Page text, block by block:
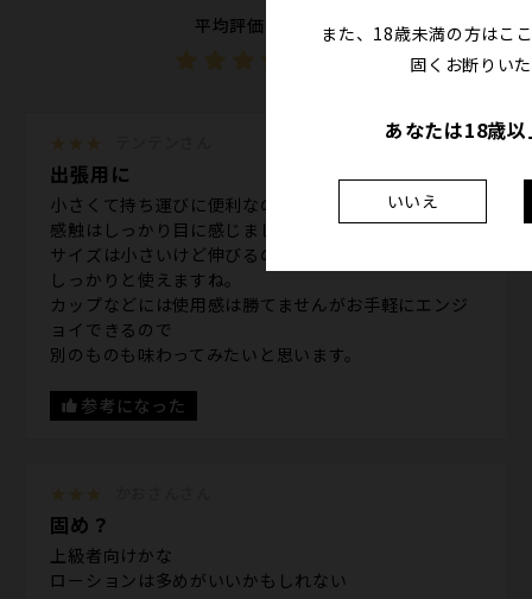
平均評価（12件）
出張用に
小さくて持ち運びに便利なので出張のお供に購入。
感触はしっかり目に感じました。
サイズは小さいけど伸びるので
しっかりと使えますね。
カップなどには使用感は勝てませんがお手軽にエンジ
ョイできるので
別のものも味わってみたいと思います。
参考になった
固め？
上級者向けかな
ローションは多めがいいかもしれない
また、18歳未満の方はこ
固くお断りい
あなたは18歳
いいえ